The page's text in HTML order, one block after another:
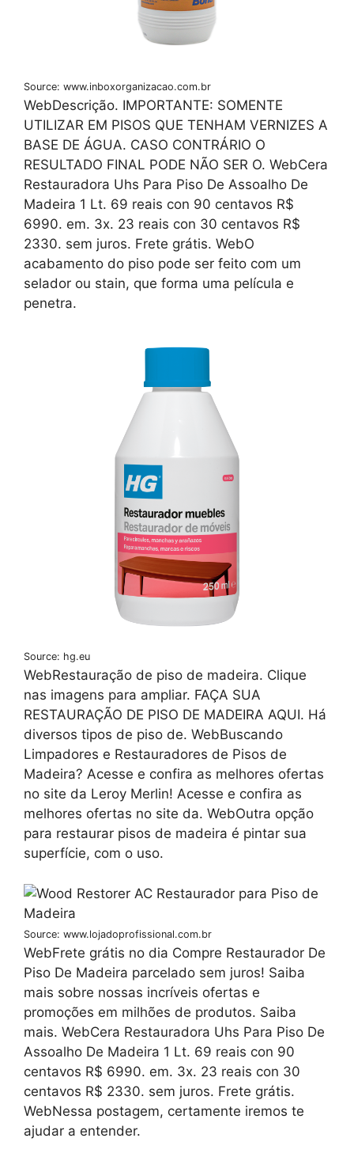
Source: www.inboxorganizacao.com.br
WebDescrição. IMPORTANTE: SOMENTE
UTILIZAR EM PISOS QUE TENHAM VERNIZES A
BASE DE ÁGUA. CASO CONTRÁRIO O
RESULTADO FINAL PODE NÃO SER O. WebCera
Restauradora Uhs Para Piso De Assoalho De
Madeira 1 Lt. 69 reais con 90 centavos R$
6990. em. 3x. 23 reais con 30 centavos R$
2330. sem juros. Frete grátis. WebO
acabamento do piso pode ser feito com um
selador ou stain, que forma uma película e
penetra.
Source: hg.eu
WebRestauração de piso de madeira. Clique
nas imagens para ampliar. FAÇA SUA
RESTAURAÇÃO DE PISO DE MADEIRA AQUI. Há
diversos tipos de piso de. WebBuscando
Limpadores e Restauradores de Pisos de
Madeira? Acesse e confira as melhores ofertas
no site da Leroy Merlin! Acesse e confira as
melhores ofertas no site da. WebOutra opção
para restaurar pisos de madeira é pintar sua
superfície, com o uso.
Source: www.lojadoprofissional.com.br
WebFrete grátis no dia Compre Restaurador De
Piso De Madeira parcelado sem juros! Saiba
mais sobre nossas incríveis ofertas e
promoções em milhões de produtos. Saiba
mais. WebCera Restauradora Uhs Para Piso De
Assoalho De Madeira 1 Lt. 69 reais con 90
centavos R$ 6990. em. 3x. 23 reais con 30
centavos R$ 2330. sem juros. Frete grátis.
WebNessa postagem, certamente iremos te
ajudar a entender.